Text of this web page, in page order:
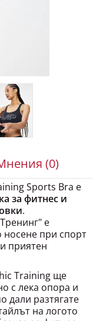
Sports Bra е
за фитнес и
.
е
при спорт
приятен
Training ще
с лека опора и
дали разтягате
на логото
за фитнес.